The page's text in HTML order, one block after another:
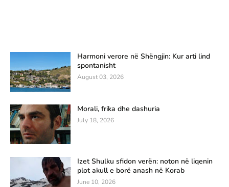
Harmoni verore në Shëngjin: Kur arti lind
spontanisht
August 03, 2026
Morali, frika dhe dashuria
July 18, 2026
Izet Shulku sfidon verën: noton në liqenin
plot akull e borë anash në Korab
June 10, 2026